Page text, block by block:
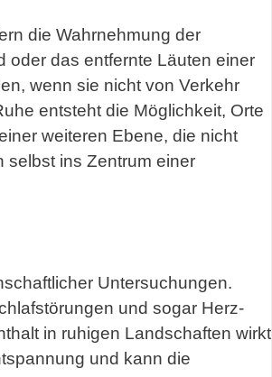
die Wahrnehmung der
oder das entfernte Läuten einer
wenn sie nicht von Verkehr
entsteht die Möglichkeit, Orte
weiteren Ebene, die nicht
selbst ins Zentrum einer
Untersuchungen.
und sogar Herz-
in ruhigen Landschaften wirkt
und kann die